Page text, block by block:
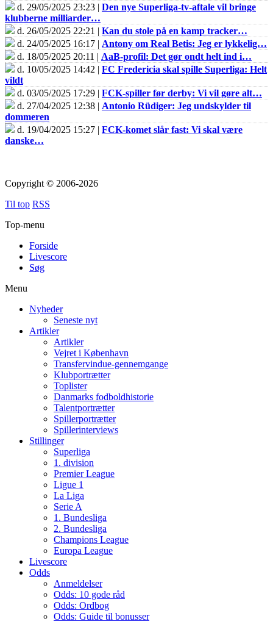
d. 29/05/2025 23:23 | Den nye Superliga-tv-aftale vil bringe
klubberne milliarder…
d. 26/05/2025 22:21 | Kan du stole på en kamp tracker…
d. 24/05/2025 16:17 | Antony om Real Betis: Jeg er lykkelig…
d. 18/05/2025 20:11 | AaB-profil: Det gør ondt helt ind i…
d. 10/05/2025 14:42 | FC Fredericia skal spille Superliga: Helt
vildt
d. 03/05/2025 17:29 | FCK-spiller før derby: Vi vil gøre alt…
d. 27/04/2025 12:38 | Antonio Rüdiger: Jeg undskylder til
dommeren
d. 19/04/2025 15:27 | FCK-komet slår fast: Vi skal være
danske…
Copyright © 2006-2026
Til top RSS
Top-menu
Forside
Livescore
Søg
Menu
Nyheder
Seneste nyt
Artikler
Artikler
Vejret i København
Transfervindue-gennemgange
Klubportrætter
Toplister
Danmarks fodboldhistorie
Talentportrætter
Spillerportrætter
Spillerinterviews
Stillinger
Superliga
1. division
Premier League
Ligue 1
La Liga
Serie A
1. Bundesliga
2. Bundesliga
Champions League
Europa League
Livescore
Odds
Anmeldelser
Odds: 10 gode råd
Odds: Ordbog
Odds: Guide til bonusser